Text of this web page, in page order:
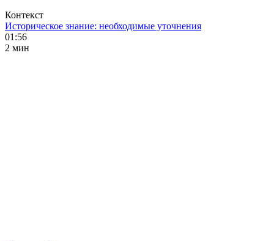
Контекст
Историческое знание: необходимые уточнения
01:56
2 мин